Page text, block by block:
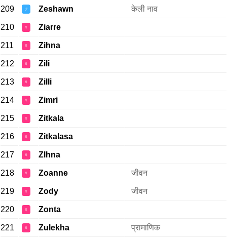
209 ♂ Zeshawn केली नाव
210 ♀ Ziarre
211 ♀ Zihna
212 ♀ Zili
213 ♀ Zilli
214 ♀ Zimri
215 ♀ Zitkala
216 ♀ Zitkalasa
217 ♀ Zlhna
218 ♀ Zoanne जीवन
219 ♀ Zody जीवन
220 ♀ Zonta
221 ♀ Zulekha प्रामाणिक